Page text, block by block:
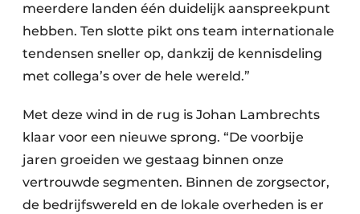
meerdere landen één duidelijk aanspreekpunt
hebben. Ten slotte pikt ons team internationale
tendensen sneller op, dankzij de kennisdeling
met collega’s over de hele wereld.”
Met deze wind in de rug is Johan Lambrechts
klaar voor een nieuwe sprong. “De voorbije
jaren groeiden we gestaag binnen onze
vertrouwde segmenten. Binnen de zorgsector,
de bedrijfswereld en de lokale overheden is er